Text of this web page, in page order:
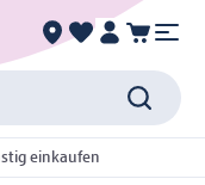
einkaufen